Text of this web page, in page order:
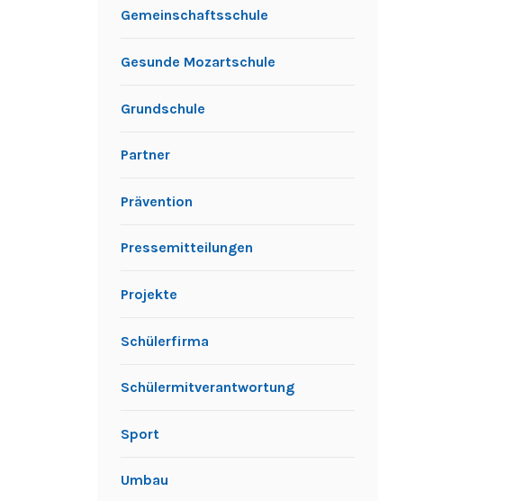
Gemeinschaftsschule
Gesunde Mozartschule
Grundschule
Partner
Prävention
Pressemitteilungen
Projekte
Schülerfirma
Schülermitverantwortung
Sport
Umbau